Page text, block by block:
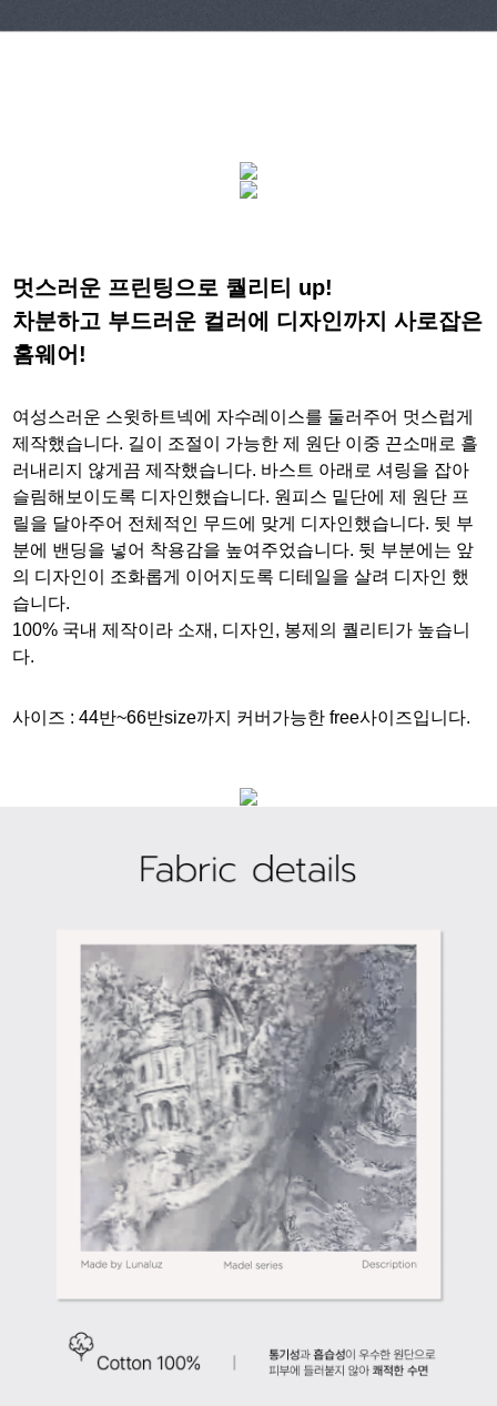
멋스러운 프린팅으로 퀄리티 up!
차분하고 부드러운 컬러에 디자인까지 사로잡은
홈웨어!
여성스러운 스윗하트넥에 자수레이스를 둘러주어 멋스럽게
제작했습니다. 길이 조절이 가능한 제 원단 이중 끈소매로 흘
러내리지 않게끔 제작했습니다. 바스트 아래로 셔링을 잡아
슬림해보이도록 디자인했습니다. 원피스 밑단에 제 원단 프
릴을 달아주어 전체적인 무드에 맞게 디자인했습니다. 뒷 부
분에 밴딩을 넣어 착용감을 높여주었습니다. 뒷 부분에는 앞
의 디자인이 조화롭게 이어지도록 디테일을 살려 디자인 했
습니다.
100% 국내 제작이라 소재, 디자인, 봉제의 퀄리티가 높습니
다.
사이즈 : 44반~66반size까지 커버가능한 free사이즈입니다.